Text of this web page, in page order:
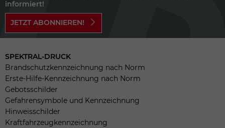
informiert!
JETZT ABONNIEREN!
SPEKTRAL-DRUCK
Brandschutzkennzeichnung nach Norm
Erste-Hilfe-Kennzeichnung nach Norm
Gebotsschilder
Gefahrensymbole und Kennzeichnung
Hinweisschilder
Kraftfahrzeugkennzeichnung